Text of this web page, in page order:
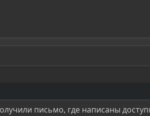
письмо, где написаны